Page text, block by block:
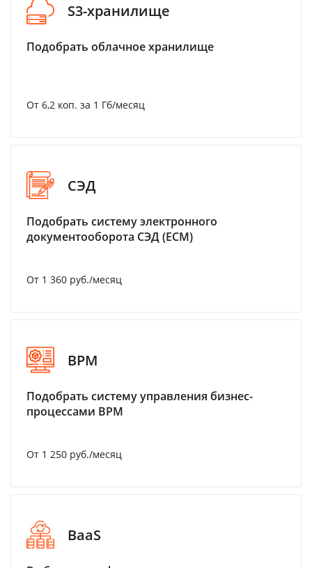
S3-хранилище
Подобрать облачное хранилище
От 6,2 коп. за 1 Гб/месяц
СЭД
Подобрать систему электронного
документооборота СЭД (ECM)
От 1 360 руб./месяц
BPM
Подобрать систему управления бизнес-
процессами BPM
От 1 250 руб./месяц
BaaS